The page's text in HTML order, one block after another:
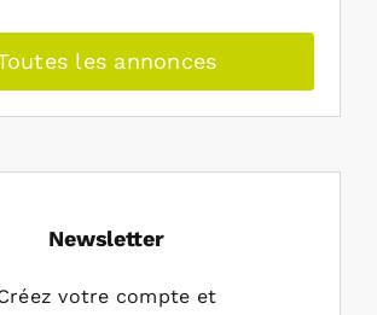
les annonces
Newsletter
votre compte et